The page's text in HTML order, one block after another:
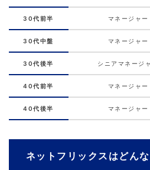
30代前半 マネージャー
30代中盤 マネージャー
30代後半 シニアマネージ
40代前半 マネージャー
40代後半 マネージャー
ネットフリックスはどん